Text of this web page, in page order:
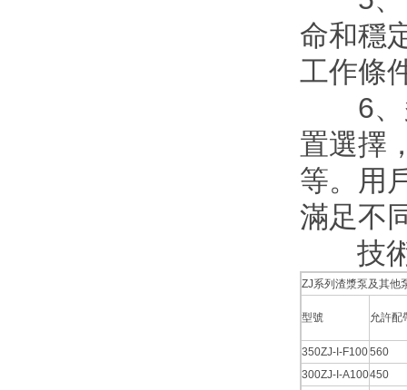
命和穩
工作條
6、多
置選擇
等。
滿足不
技術
ZJ系列渣漿泵及其他
型號 允許配
350ZJ-I-F100560
300ZJ-I-A100450